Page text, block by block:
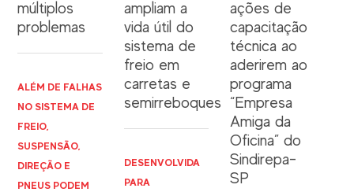
múltiplos
problemas
ALÉM DE FALHAS
NO SISTEMA DE
FREIO,
SUSPENSÃO,
DIREÇÃO E
PNEUS PODEM
ampliam a
vida útil do
sistema de
freio em
carretas e
semirreboques
DESENVOLVIDA
PARA
ações de
capacitação
técnica ao
aderirem ao
programa
“Empresa
Amiga da
Oficina” do
Sindirepa-
SP